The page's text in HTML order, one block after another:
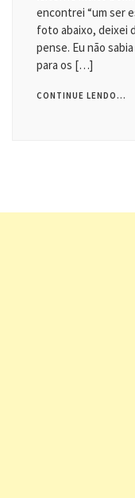
encontrei “um ser
foto abaixo, deixei
pense. Eu não
para os […]
CONTINUE LENDO...